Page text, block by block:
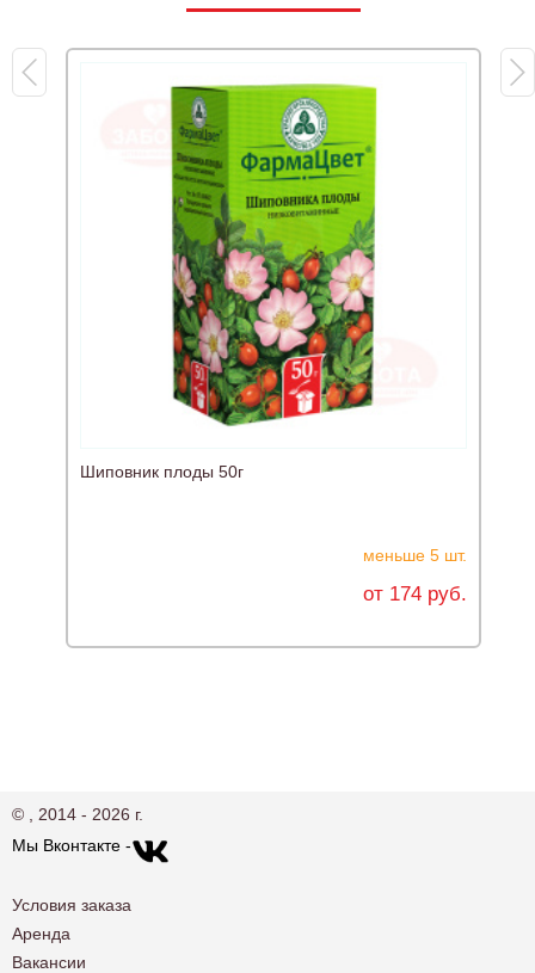
Шиповник плоды 50г
меньше 5 шт.
от 174 руб.
© , 2014 - 2026 г.
Мы Вконтакте -
Условия заказа
Аренда
Вакансии